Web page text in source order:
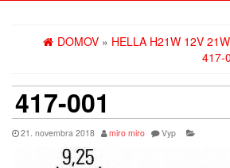
DOMOV » HELLA H21W 12V
417-
417-001
21. novembra 2018 miro miro Vyp